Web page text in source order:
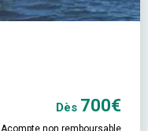
Dès 700€